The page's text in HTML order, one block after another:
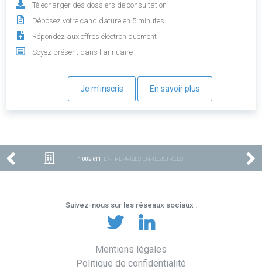
Télécharger des dossiers de consultation
Déposez votre candidature en 5 minutes
Répondez aux offres électroniquement
Soyez présent dans l'annuaire
Je m'inscris En savoir plus
1 002 611 ENTREPRISES ENREGISTRÉES
Suivez-nous sur les réseaux sociaux :
Mentions légales
Politique de confidentialité